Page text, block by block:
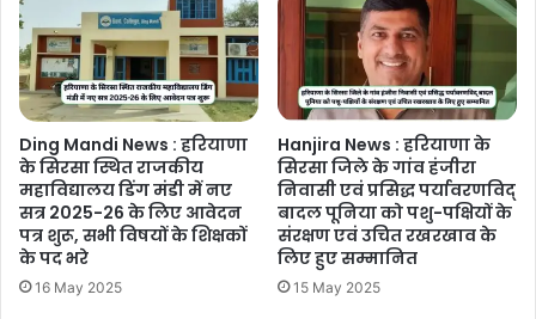
Ding Mandi News : हरियाणा
के सिरसा स्थित राजकीय
महाविद्यालय डिंग मंडी में नए
सत्र 2025-26 के लिए आवेदन
पत्र शुरू, सभी विषयों के शिक्षकों
के पद भरे
16 May 2025
Hanjira News : हरियाणा के
सिरसा जिले के गांव हंजीरा
निवासी एवं प्रसिद्ध पर्यावरणविद्
बादल पूनिया को पशु-पक्षियों के
संरक्षण एवं उचित रखरखाव के
लिए हुए सम्मानित
15 May 2025